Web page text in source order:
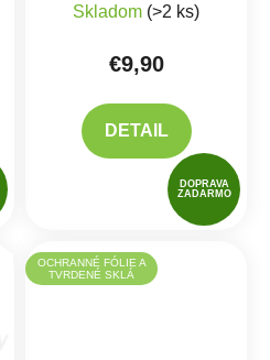
DOPRAVA
ZADARMO
Skladom (>2 ks)
€9,90
DETAIL
OCHRANNÉ FÓLIE A
TVRDENÉ SKLÁ